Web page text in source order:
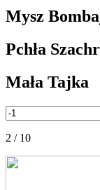
Mysz
Pchła
Mała Tajka
2 / 10